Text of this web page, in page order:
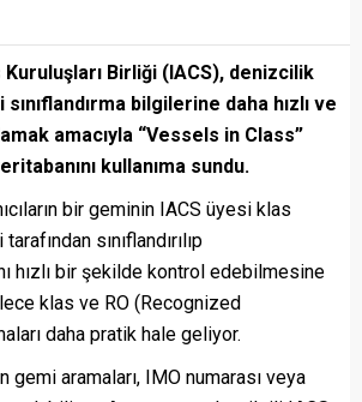
Kuruluşları Birliği (IACS), denizcilik
bilgilerine daha hızlı ve
amacıyla “Vessels in Class”
kullanıma sundu.
bir geminin IACS üyesi klas
sınıflandırılıp
hızlı bir şekilde kontrol edebilmesine
klas ve RO (Recognized
daha pratik hale geliyor.
aramaları, IMO numarası veya